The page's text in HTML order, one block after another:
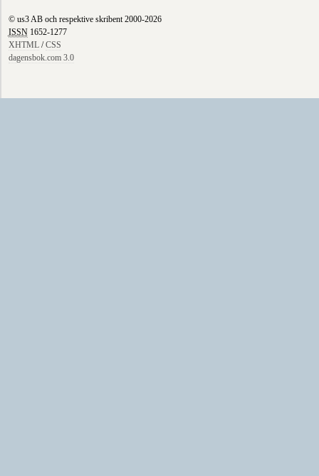
© us3 AB och respektive skribent 2000-2026
ISSN1652-1277
XHTML/CSS
dagensbok.com 3.0